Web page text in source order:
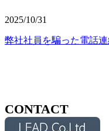
2025/10/31
弊社社員を騙った電話
CONTACT